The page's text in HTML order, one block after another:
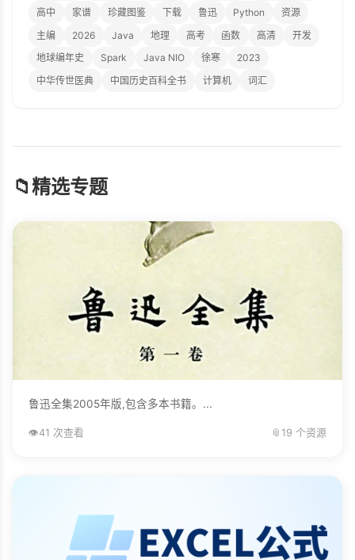
高中
家谱 珍藏图鉴 下载 鲁迅 Python
资源
主编
2026 Java 地理 高考 函数 高清
开发
地球编年史
Spark Java NIO 徐寒
2023
中华传世医典
中国历史百科全书 计算机 词汇
📁精选专题
鲁迅全集2005年版,包含多本书籍。...
👁️41 次查看 📎 19 个资源